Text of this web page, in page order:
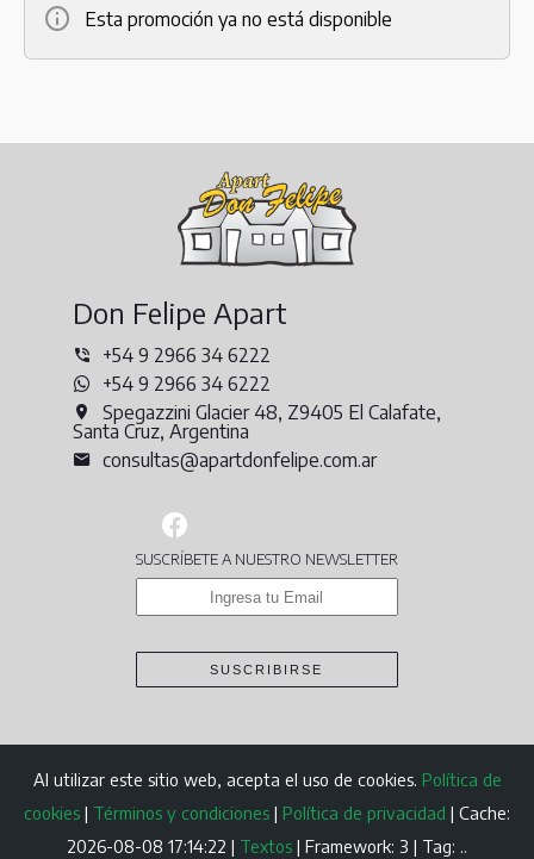
Esta promoción ya no está disponible
Don Felipe Apart
+54 9 2966 34 6222
+54 9 2966 34 6222
Spegazzini Glacier 48, Z9405 El Calafate,
Santa Cruz, Argentina
consultas@apartdonfelipe.com.ar
SUSCRÍBETE A NUESTRO NEWSLETTER
SUSCRIBIRSE
Al utilizar este sitio web, acepta el uso de cookies. Política de
cookies | Términos y condiciones | Política de privacidad | Cache:
2026-08-08 17:14:22 | Textos | Framework: 3 | Tag: ..